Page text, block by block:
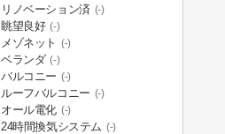
リノベーション済 (-)
眺望良好 (-)
メゾネット (-)
ベランダ (-)
バルコニー (-)
ルーフバルコニー (-)
オール電化 (-)
24時間換気システム (-)